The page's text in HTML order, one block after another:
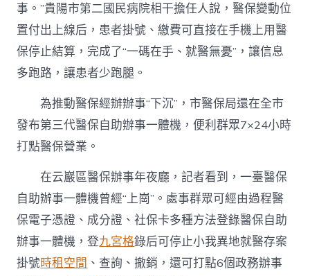
事。”貴陽市第二國民病院相干擔任人說，醫保變動位
置付出上線后，患者掛號、繳費可直接在手機上用醫
保停止結算，完成了“一碼在手、就醫無憂”，讓信息
多跑路，讓患者少跑腿。
為推動醫保經辦辦事“下沉”，市醫保局還在全市
發布第三代醫保自助辦事一體機，便利群眾7×24小時
打點醫保營業。
在云巖區醫保辦事年夜廳，記者看到，一臺醫保
自助辦事一體機曾經“上崗”。處事群眾可經由過程醫
保電子憑證、成分證、社保卡多種方法登錄醫保自助
辦事一體機，登九宮格錄后可停止小我異地就醫存案
掛號時租空間 、查詢、撤銷，還可打點6個政務辦事